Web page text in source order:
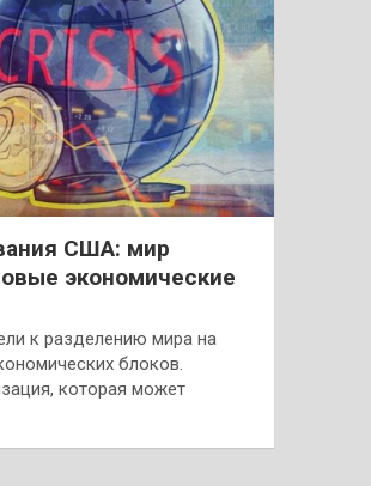
США: мир
экономические
к разделению мира на
блоков.
которая может